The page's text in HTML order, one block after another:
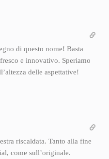
di questo nome! Basta
e innovativo. Speriamo
delle aspettative!
riscaldata. Tanto alla fine
come sull’originale.